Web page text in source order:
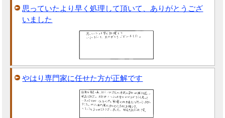
思っていたより早く処理して頂いて、ありがとうござ
いました
やはり専門家に任せた方が正解です